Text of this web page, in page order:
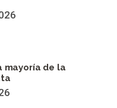
mayoría de la